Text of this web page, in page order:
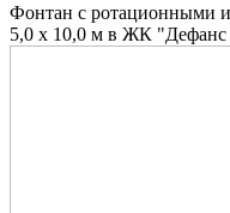
Фонтан с ротационными
5,0 х 10,0 м в ЖК "Дефанс